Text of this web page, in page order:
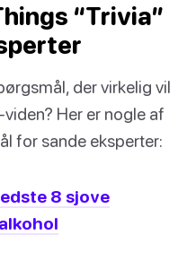
“Trivia”
der virkelig vil
Her er nogle af
for sande eksperter:
8 sjove